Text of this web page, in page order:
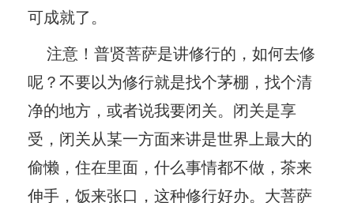
可成就了。
注意！普贤菩萨是讲修行的，如何去修
呢？不要以为修行就是找个茅棚，找个清
净的地方，或者说我要闭关。闭关是享
受，闭关从某一方面来讲是世界上最大的
偷懒，住在里面，什么事情都不做，茶来
伸手，饭来张口，这种修行好办。大菩萨